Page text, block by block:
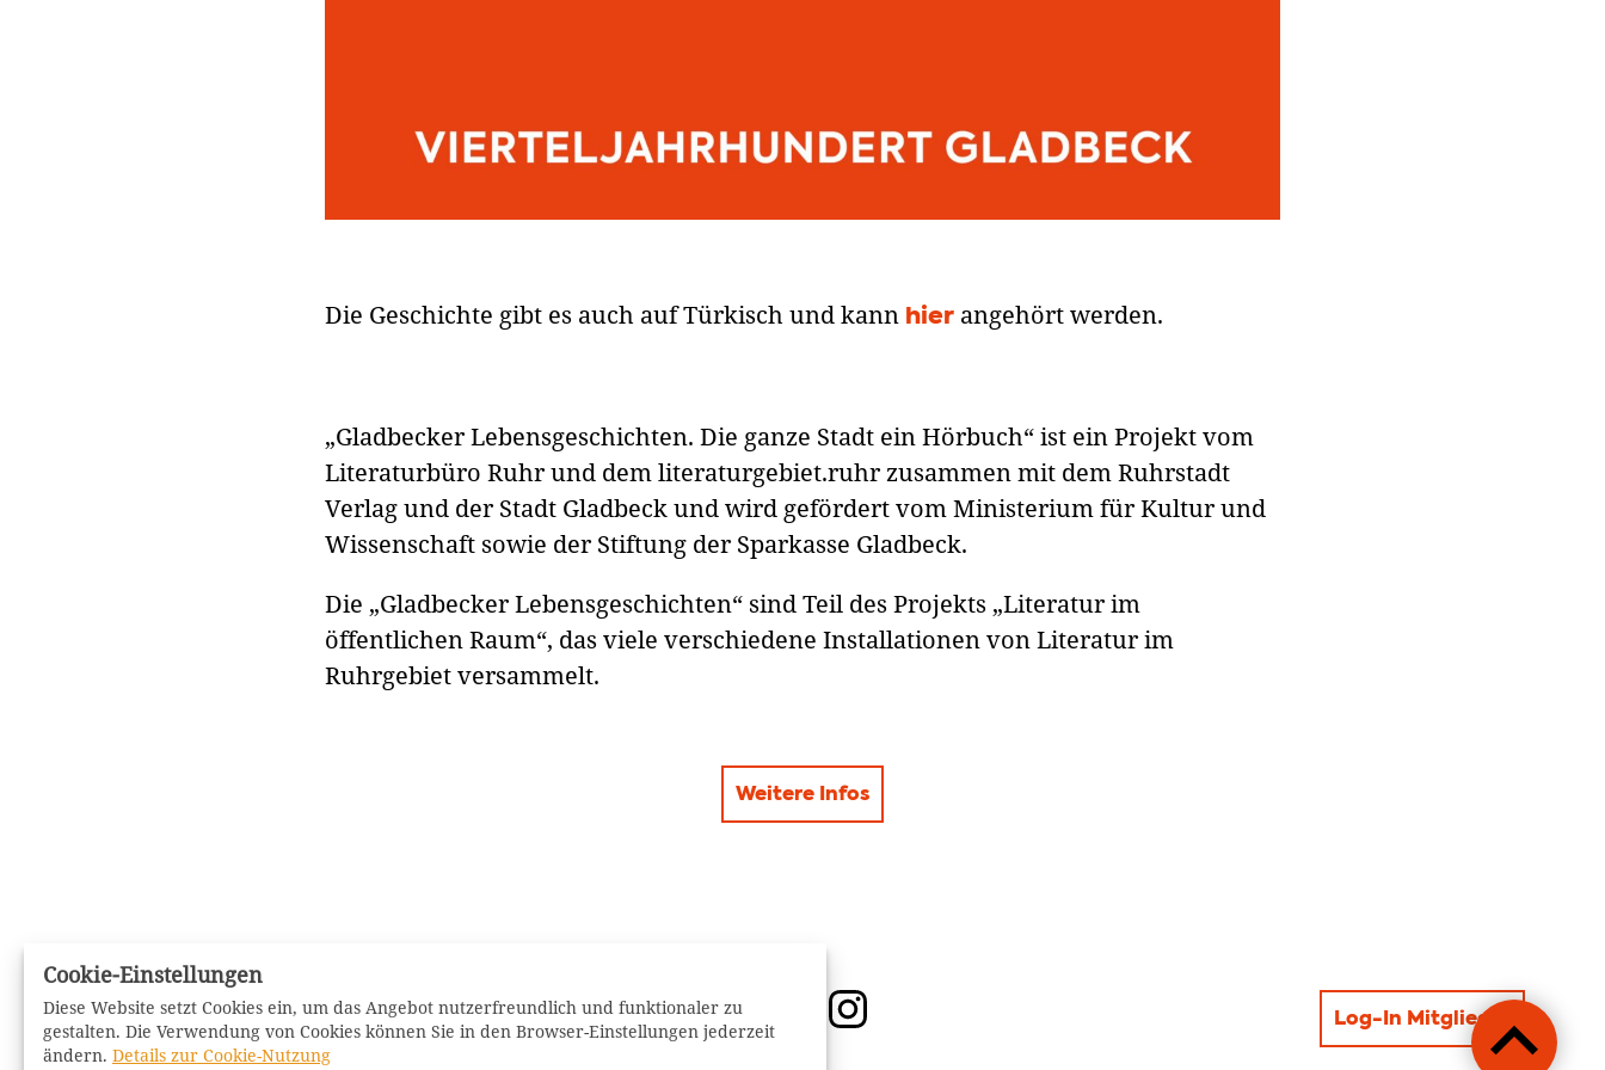
Die Geschichte gibt es auch auf Türkisch und kann hier angehört werden.
„Gladbecker Lebensgeschichten. Die ganze Stadt ein Hörbuch“ ist ein Projekt vom
Literaturbüro Ruhr und dem literaturgebiet.ruhr zusammen mit dem Ruhrstadt
Verlag und der Stadt Gladbeck und wird gefördert vom Ministerium für Kultur und
Wissenschaft sowie der Stiftung der Sparkasse Gladbeck.
Die „Gladbecker Lebensgeschichten“ sind Teil des Projekts „Literatur im
öffentlichen Raum“, das viele verschiedene Installationen von Literatur im
Ruhrgebiet versammelt.
Weitere Infos
literaturgebiet.ruhr
c/o Literaturbüro Ruhr
Jovyplatz 4
Log-In Mitglieder
Cookie-Einstellungen
Diese Website setzt Cookies ein, um das Angebot nutzerfreundlich und funktionaler zu
gestalten. Die Verwendung von Cookies können Sie in den Browser-Einstellungen jederzeit
ändern. Details zur Cookie-Nutzung